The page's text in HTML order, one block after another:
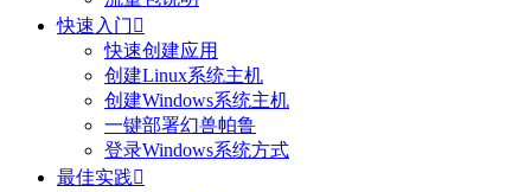
快速入门 
快速创建应用
创建Linux系统主机
创建Windows系统主机
一键部署幻兽帕鲁
登录Windows系统方式
最佳实践